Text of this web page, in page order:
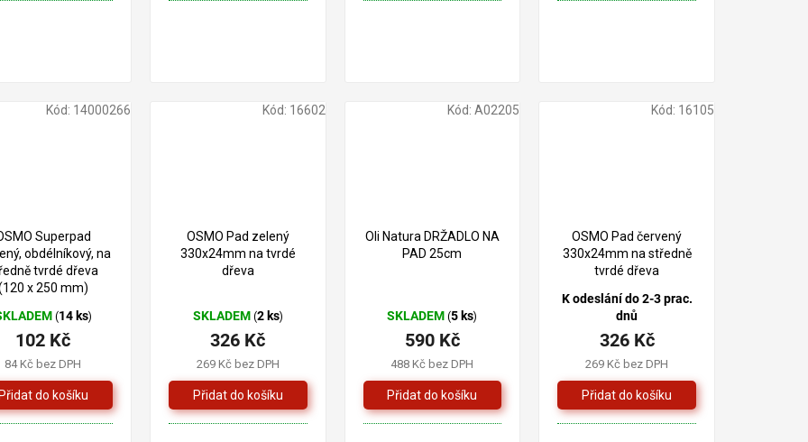
Superpad
obdélníkový, na
tvrdé dřeva
x 250 mm)
(14 ks)
84 Kč bez DPH
102 Kč
Kód: 14000266
OSMO Pad zelený
330x24mm na tvrdé
dřeva
SKLADEM (2 ks)
269 Kč bez DPH
326 Kč
Kód: 16602
Oli Natura DRŽADLO NA
PAD 25cm
SKLADEM(5 ks)
488 Kč bez DPH
590 Kč
Kód:A02205
OSMO Pad červený
330x24mm na středně
tvrdé dřeva
K odeslání do 2-3 prac.
dnů
269 Kč bez DPH
326 Kč
Kód: 16105